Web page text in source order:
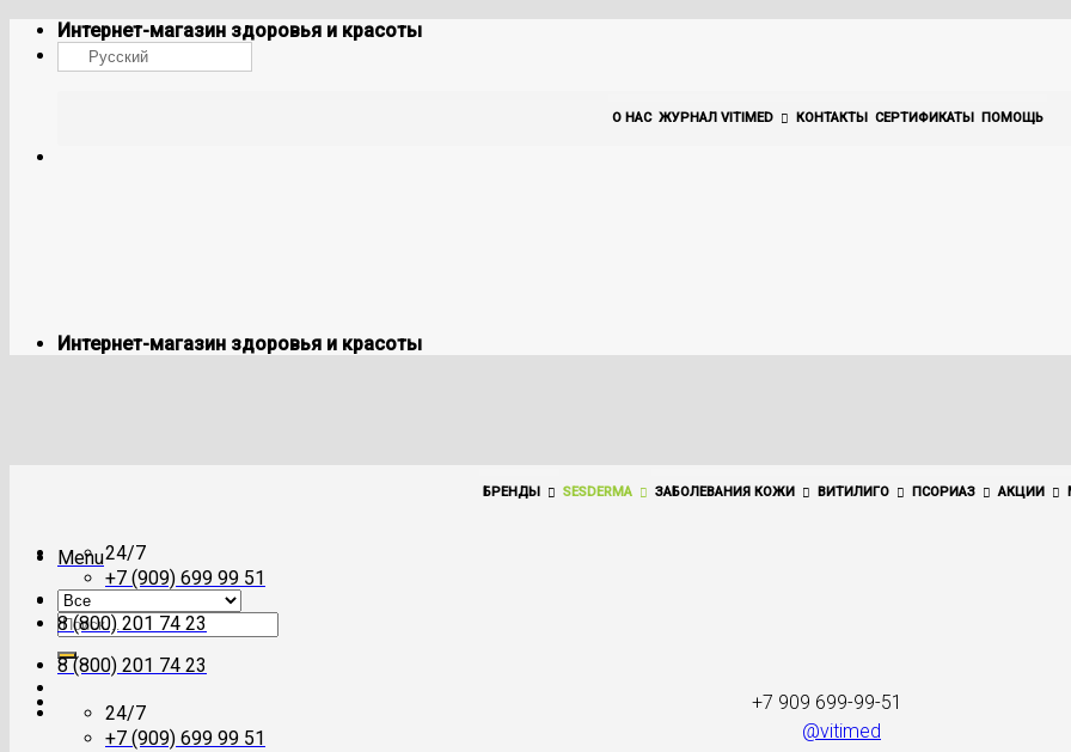
Skip
content
Интернет-магазин здоровья и красоты
Русский
О НАС ЖУРНАЛ VITIMED КОНТАКТЫ СЕРТИФИКАТЫ ПОМОЩЬ
Интернет-магазин здоровья и красоты
Menu
Искать:
+7 909 699-99-51
@vitimed
БРЕНДЫ SESDERMA ЗАБОЛЕВАНИЯ КОЖИ ВИТИЛИГО ПСОРИАЗ АКЦИИ
24/7
+7 (909) 699 99 51
8 (800) 201 74 23
8 (800) 201 74 23
24/7
+7 (909) 699 99 51